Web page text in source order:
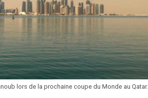
lors de la prochaine coupe du Monde au Qatar.